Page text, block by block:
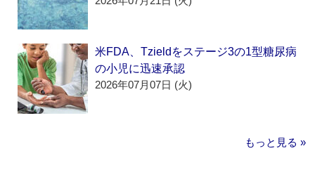
米FDA、Tzieldをステージ3の1型糖尿病
の小児に迅速承認
2026年07月07日 (火)
もっと見る »